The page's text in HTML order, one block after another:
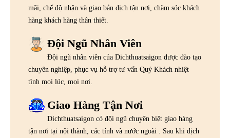
mãi, chế độ nhận và giao bản dịch tận nơi, chăm sóc khách
hàng khách hàng thân thiết.
Đội Ngũ Nhân Viên
Đội ngũ nhân viên của Dichthuatsaigon được đào tạo
chuyên nghiệp, phục vụ hỗ trợ tư vấn Quý Khách nhiệt
tình mọi lúc, mọi nơi.
Giao Hàng Tận Nơi
Dichthuatsaigon có đội ngũ chuyên biệt giao hàng
tận nơi tại nội thành, các tỉnh và nước ngoài . Sau khi dịch